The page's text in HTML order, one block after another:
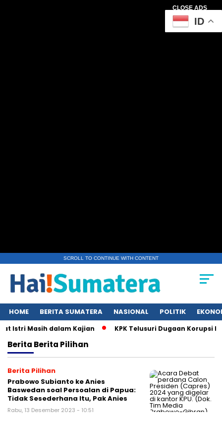
CLOSE ADS
SCROLL TO CONTINUE WITH CONTENT
HOME BERITA SUMATERA NASIONAL POLITIK
Istri Masih dalam Kajian KPK Telusuri Dugaan Korupsi
Berita Berita Pilihan
Berita Pilihan
Prabowo Subianto ke Anies
Baswedan soal Persoalan di Papua:
Tidak Sesederhana Itu, Pak Anies
Rabu, 13 Desember 2023 - 10:51
ID